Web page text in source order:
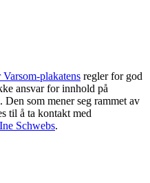
plakatens regler for god
ansvar for innhold på
Den som mener seg rammet av
til å ta kontakt med
Ine Schwebs.